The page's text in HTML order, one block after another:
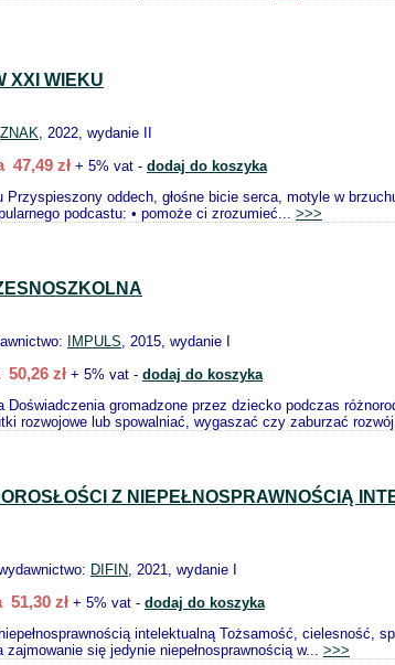
XXI WIEKU
ZNAK, 2022, wydanie II
47,49 zł + 5% vat - dodaj do koszyka
oddech, głośne bicie serca, motyle w
podcastu: • pomoże ci zrozumieć... >>>
IMPULS, 2015, wydanie I
zł + 5% vat - dodaj do koszyka
Doświadczenia gromadzone przez dziecko podczas
rozwojowe lub spowalniać, wygaszać czy zaburzać
Z NIEPEŁNOSPRAWNOŚCIĄ
DIFIN, 2021, wydanie I
51,30 zł + 5% vat - dodaj do koszyka
intelektualną Tożsamość, cielesność,
się jedynie niepełnosprawnością w... >>>